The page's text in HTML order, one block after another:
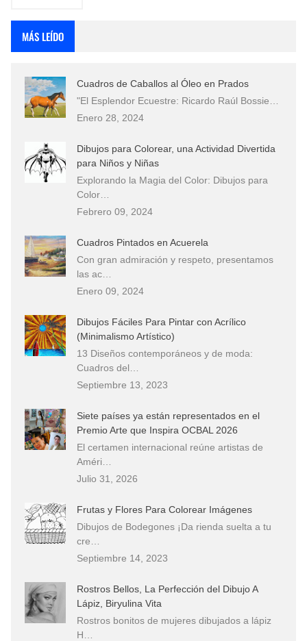
MÁS LEÍDO
Cuadros de Caballos al Óleo en Prados
"El Esplendor Ecuestre: Ricardo Raúl Bossie…
Enero 28, 2024
Dibujos para Colorear, una Actividad Divertida
para Niños y Niñas
Explorando la Magia del Color: Dibujos para
Color…
Febrero 09, 2024
Cuadros Pintados en Acuerela
Con gran admiración y respeto, presentamos
las ac…
Enero 09, 2024
Dibujos Fáciles Para Pintar con Acrílico
(Minimalismo Artístico)
13 Diseños contemporáneos y de moda:
Cuadros del…
Septiembre 13, 2023
Siete países ya están representados en el
Premio Arte que Inspira OCBAL 2026
El certamen internacional reúne artistas de
Améri…
Julio 31, 2026
Frutas y Flores Para Colorear Imágenes
Dibujos de Bodegones ¡Da rienda suelta a tu
cre…
Septiembre 14, 2023
Rostros Bellos, La Perfección del Dibujo A
Lápiz, Biryulina Vita
Rostros bonitos de mujeres dibujados a lápiz
H…